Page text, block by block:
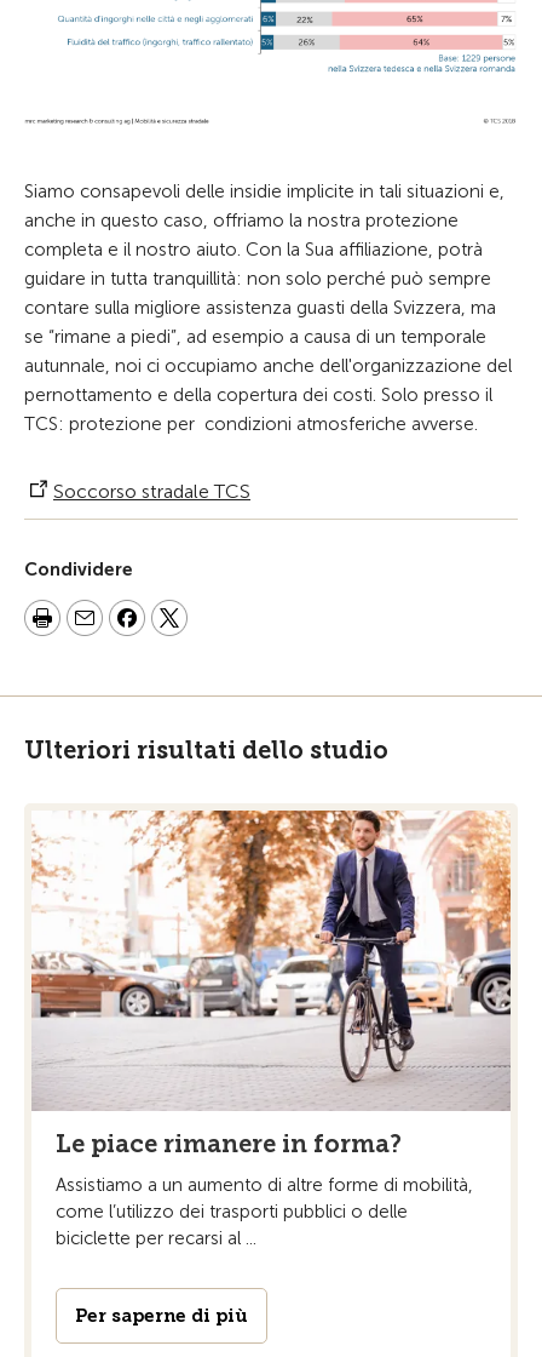
Siamo consapevoli delle insidie implicite in tali situazioni e,
anche in questo caso, offriamo la nostra protezione
completa e il nostro aiuto. Con la Sua affiliazione, potrà
guidare in tutta tranquillità: non solo perché può sempre
contare sulla migliore assistenza guasti della Svizzera, ma
se “rimane a piedi”, ad esempio a causa di un temporale
autunnale, noi ci occupiamo anche dell'organizzazione del
pernottamento e della copertura dei costi. Solo presso il
TCS: protezione per condizioni atmosferiche avverse.
Soccorso stradale TCS
Condividere
Ulteriori risultati dello studio
Le piace rimanere in forma?
Assistiamo a un aumento di altre forme di mobilità,
come l’utilizzo dei trasporti pubblici o delle
biciclette per recarsi al ...
Per saperne di più